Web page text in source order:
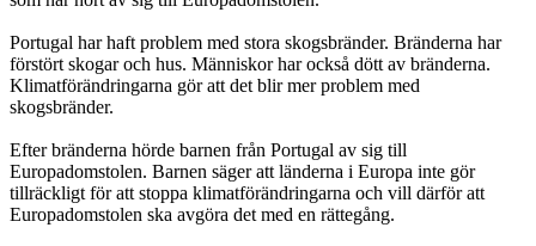
Portugal har haft problem med stora skogsbränder. Bränderna har
förstört skogar och hus. Människor har också dött av bränderna.
Klimatförändringarna gör att det blir mer problem med
skogsbränder.
Efter bränderna hörde barnen från Portugal av sig till
Europadomstolen. Barnen säger att länderna i Europa inte gör
tillräckligt för att stoppa klimatförändringarna och vill därför att
Europadomstolen ska avgöra det med en rättegång.